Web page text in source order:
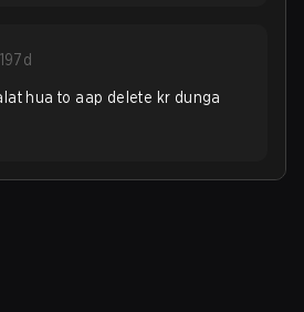
hua to aap delete kr dunga